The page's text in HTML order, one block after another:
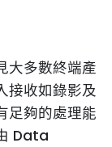
大多數終端產
接收如錄影及
足夠的處理能
Data